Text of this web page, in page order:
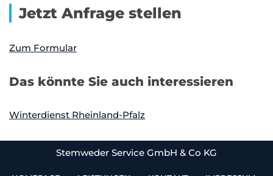
Jetzt Anfrage stellen
Zum Formular
Das könnte Sie auch interessieren
Winterdienst Rheinland-Pfalz
Stemweder Service GmbH & Co KG